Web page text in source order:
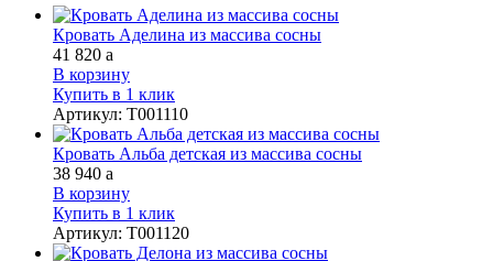
Кровать Аделина из массива сосны
41 820 a
В корзину
Купить в 1 клик
Артикул: Т001110
Кровать Альба детская из массива сосны
38 940 a
В корзину
Купить в 1 клик
Артикул: Т001120